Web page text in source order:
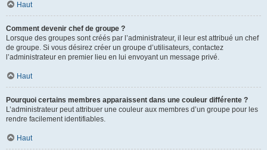
Haut
Comment devenir chef de groupe ?
Lorsque des groupes sont créés par l’administrateur, il leur est attribué un chef
de groupe. Si vous désirez créer un groupe d’utilisateurs, contactez
l’administrateur en premier lieu en lui envoyant un message privé.
Haut
Pourquoi certains membres apparaissent dans une couleur différente ?
L’administrateur peut attribuer une couleur aux membres d’un groupe pour les
rendre facilement identifiables.
Haut